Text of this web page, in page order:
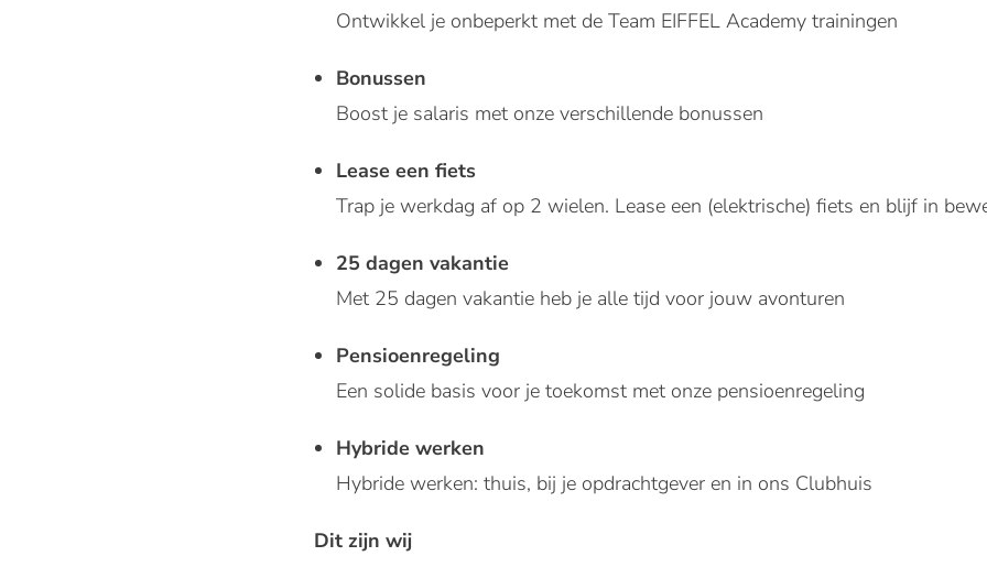
Ontwikkel je onbeperkt met de Team EIFFEL Academy trainingen
Bonussen
Boost je salaris met onze verschillende bonussen
Lease een fiets
Trap je werkdag af op 2 wielen. Lease een (elektrische) fiets en blijf in
25 dagen vakantie
Met 25 dagen vakantie heb je alle tijd voor jouw avonturen
Pensioenregeling
Een solide basis voor je toekomst met onze pensioenregeling
Hybride werken
Hybride werken: thuis, bij je opdrachtgever en in ons Clubhuis
Dit zijn wij